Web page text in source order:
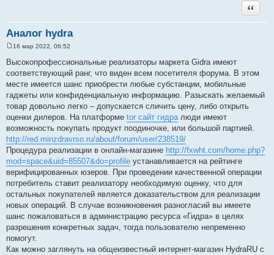
Аналог hydra
Цитата
о
б
е
н
е
16 мар 2022, 06:52
Высокопрофессиональные реализаторы маркета Gidra имеют
соответствующий ранг, что виден всем посетителя форума. В этом
месте имеется шанс приобрести любые субстанции, мобильные
гаджеты или конфиденциальную информацию. Разыскать желаемый
товар довольно легко – допускается сличить цену, либо открыть
оценки дилеров. На платформе tor сайт гидралюди имеют
возможность покупать продукт поодиночке, или большой партией.
http://red.minzdravrso.ru/about/forum/user/238519/
Процедура реализации в онлайн-магазине http://fxwht.com/home.php?
mod=space&uid=85507&do=profile устанавливается на рейтинге
верифицированных юзеров. При проведении качественной операции
потребитель ставит реализатору необходимую оценку, что для
остальных покупателей является доказательством для реализации
новых операций. В случае возникновения разногласий вы имеете
шанс пожаловаться в администрацию ресурса «Гидра» в целях
разрешения конкретных задач, тогда пользователю непременно
помогут.
Как можно заглянуть на общеизвестный интернет-магазин HydraRU с